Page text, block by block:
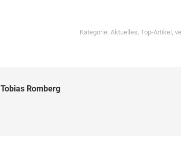
Kategorie: Aktuelles, Top-Artikel ,
Tobias Romberg